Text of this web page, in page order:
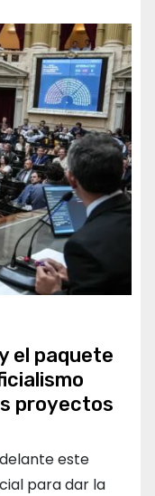
el paquete
proyectos
este
para dar la